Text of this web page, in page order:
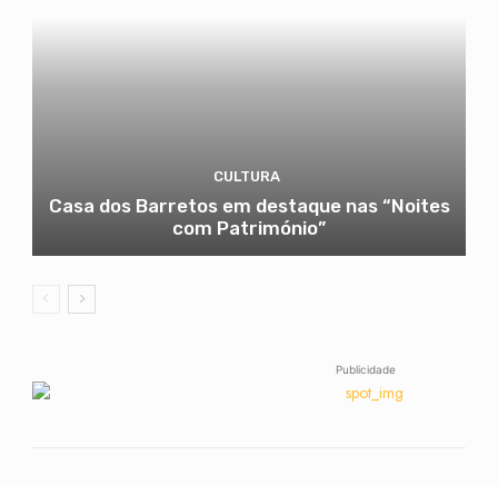
CULTURA
Casa dos Barretos em destaque nas “Noites
com Património”
Publicidade